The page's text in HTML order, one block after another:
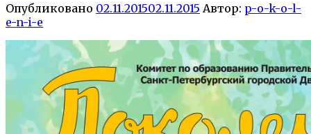
Опубликовано 02.11.201502.11.2015 Автор: p-o-k-o-l-
e-n-i-e